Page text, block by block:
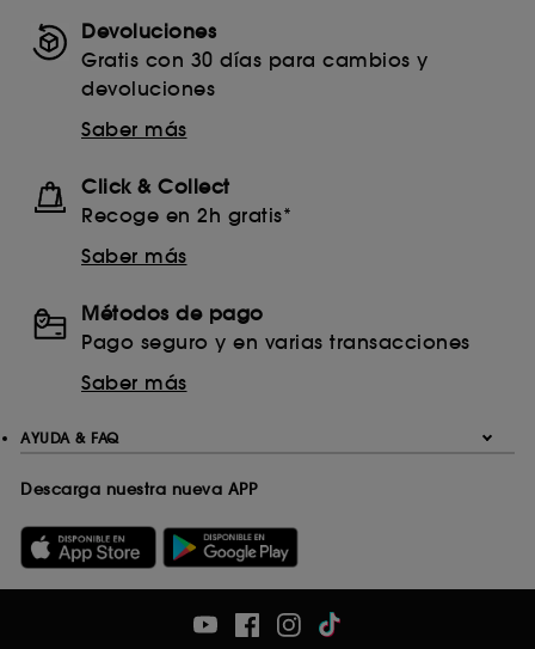
Devoluciones
Gratis con 30 días para cambios y
devoluciones
Saber más
Click & Collect
Recoge en 2h gratis*
Saber más
Métodos de pago
Pago seguro y en varias transacciones
Saber más
AYUDA & FAQ
Descarga nuestra nueva APP